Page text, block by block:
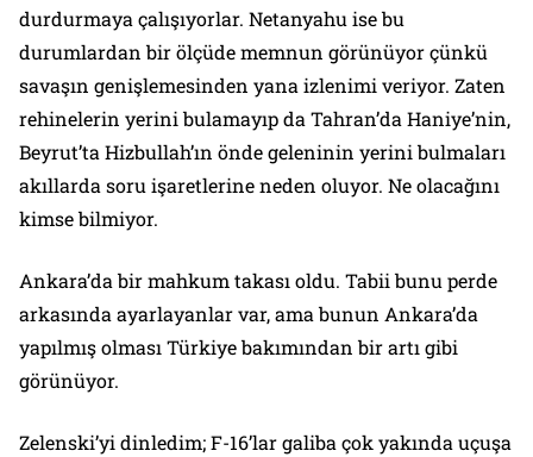
durdurmaya çalışıyorlar. Netanyahu ise bu
durumlardan bir ölçüde memnun görünüyor çünkü
savaşın genişlemesinden yana izlenimi veriyor. Zaten
rehinelerin yerini bulamayıp da Tahran’da Haniye’nin,
Beyrut’ta Hizbullah’ın önde geleninin yerini bulmaları
akıllarda soru işaretlerine neden oluyor. Ne olacağını
kimse bilmiyor.
Ankara’da bir mahkum takası oldu. Tabii bunu perde
arkasında ayarlayanlar var, ama bunun Ankara’da
yapılmış olması Türkiye bakımından bir artı gibi
görünüyor.
Zelenski’yi dinledim; F-16’lar galiba çok yakında uçuşa